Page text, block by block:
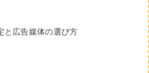
と広告媒体の選び方